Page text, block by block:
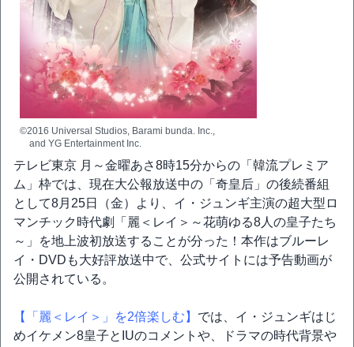
©2016 Universal Studios, Barami bunda. Inc.,
and YG Entertainment Inc.
テレビ東京 月～金曜あさ8時15分からの「韓流プレミア
ム」枠では、現在大公報放送中の「奇皇后」の後続番組
として8月25日（金）より、イ・ジュンギ主演の超大型ロ
マンチック時代劇「麗＜レイ＞～花萌ゆる8人の皇子たち
～」を地上波初放送することが分った！本作はブルーレ
イ・DVDも大好評放送中で、公式サイトには予告動画が
公開されている。
【「麗＜レイ＞」を2倍楽しむ】 では、イ・ジュンギはじ
めイケメン8皇子とIUのコメントや、ドラマの時代背景や